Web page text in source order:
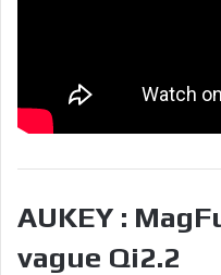
AUKEY :
vague Qi2.2